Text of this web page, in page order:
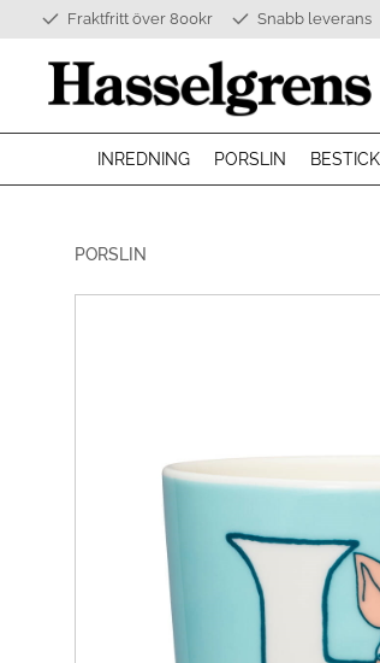
Fraktfritt över 800kr Snabb leverans
INREDNING PORSLIN BESTICK
PORSLIN